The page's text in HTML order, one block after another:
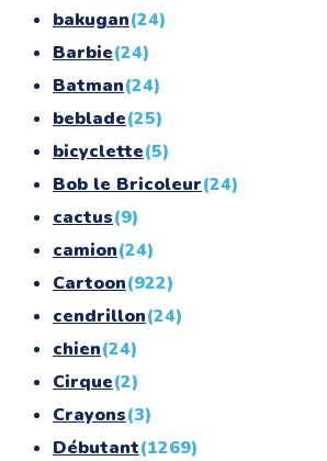
bakugan(24)
Barbie(24)
Batman(24)
beblade(25)
bicyclette(5)
Bob le Bricoleur(24)
cactus(9)
camion(24)
Cartoon(922)
cendrillon(24)
chien(24)
Cirque(2)
Crayons(3)
Débutant(1269)